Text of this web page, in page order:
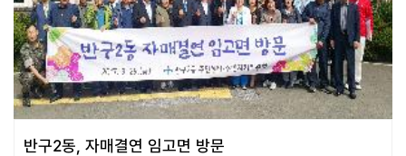
반구2동, 자매결연 임고면 방문